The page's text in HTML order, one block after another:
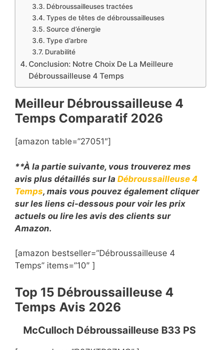
Débroussailleuses tractées
Types de têtes de débroussailleuses
Source d’énergie
Type d’arbre
Durabilité
Conclusion: Notre Choix De La Meilleure
Débroussailleuse 4 Temps
Meilleur Débroussailleuse 4
Temps Comparatif 2026
[amazon table=”27051″]
**À la partie suivante, vous trouverez mes
avis plus détaillés sur la Débroussailleuse 4
Temps, mais vous pouvez également cliquer
sur les liens ci-dessous pour voir les prix
actuels ou lire les avis des clients sur
Amazon.
[amazon bestseller=”Débroussailleuse 4
Temps” items=”10″ ]
Top 15 Débroussailleuse 4
Temps Avis 2026
McCulloch Débroussailleuse B33 PS